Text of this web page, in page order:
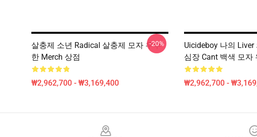
살충제 소년 Radical 살충제 모자 우수
한 Merch 상점
₩2,962,700 - ₩3,169,400
-20%
Uicideboy 나의
심장 Cant 백색 모자
₩2,962,700 -